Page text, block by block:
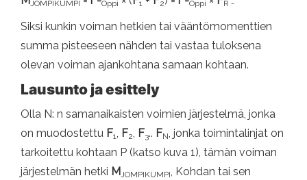
JOMPIKUMPI Oppi 1 2 Oppi R -
Siksi kunkin voiman hetkien tai vääntömomenttien
summa pisteeseen nähden tai vastaa tuloksena
olevan voiman ajankohtana samaan kohtaan.
Lausunto ja esittely
Olla N: n samanaikaisten voimien järjestelmä, jonka
on muodostettu F1 F2 F3.. FN , jonka toimintalinjat on
tarkoitettu kohtaan P (katso kuva 1), tämän voiman
järjestelmän hetki M JOMPIKUMPI
, Kohdan tai sen